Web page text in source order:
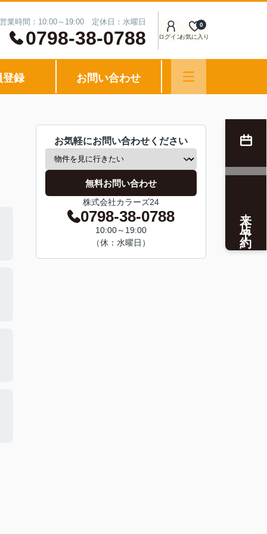
営業時間：10:00～19:00 定休日：水曜日
0798-38-0788 ログインお気に入り
0
登録 お問い合わせ
お気軽にお問い合わせください
無料お問い合わせ
株式会社カラーズ24
0798-38-0788
10:00～19:00
（休：水曜日）
来店予約